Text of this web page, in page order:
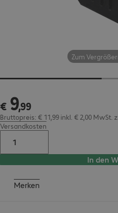
Zum
€ 9,99
€ 9,99
Bruttopreis: € 11,99 inkl. € 2,00 MwSt.
Versandkosten
In den
Merken